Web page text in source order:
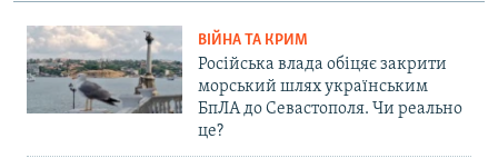
ВІЙНА ТА КРИМ
Російська влада обіцяє закрити
морський шлях українським
БпЛА до Севастополя. Чи реально
це?